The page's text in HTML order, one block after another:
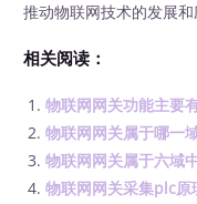
推动物联网技术的发展和
相关阅读：
物联网网关功能主要
物联网网关属于哪一
物联网网关属于六域
物联网网关采集plc原